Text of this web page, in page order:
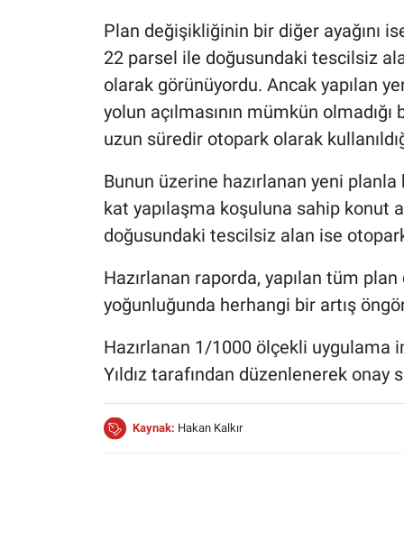
Plan değişikliğinin bir diğer ayağını
22 parsel ile doğusundaki tescilsiz
olarak görünüyordu. Ancak yapılan
yolun açılmasının mümkün
uzun süredir otopark olarak
Bunun üzerine hazırlanan yeni
kat yapılaşma koşuluna sahip konut
doğusundaki tescilsiz alan ise
Hazırlanan raporda, yapılan tüm
yoğunluğunda herhangi bir artış
Hazırlanan 1/1000 ölçekli uygulama
Yıldız tarafından düzenlenerek onay
Kaynak: Hakan Kalkır